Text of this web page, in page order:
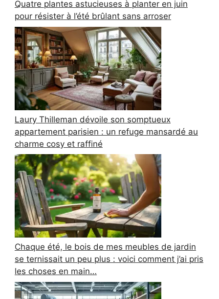
Quatre plantes astucieuses à planter en juin
pour résister à l’été brûlant sans arroser
Laury Thilleman dévoile son somptueux
appartement parisien : un refuge mansardé au
charme cosy et raffiné
Chaque été, le bois de mes meubles de jardin
se ternissait un peu plus : voici comment j’ai pris
les choses en main…